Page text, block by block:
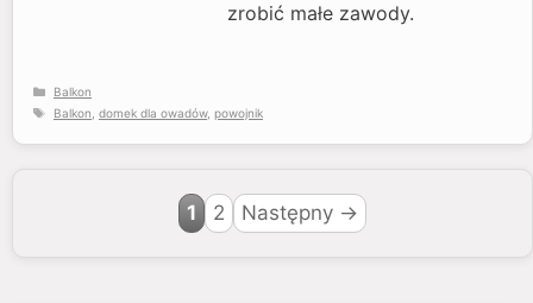
zrobić małe zawody.
Kategorie
Balkon
Tagi
Balkon domek dla owadów, powojnik
Strona
1 Strona
2 Następny →